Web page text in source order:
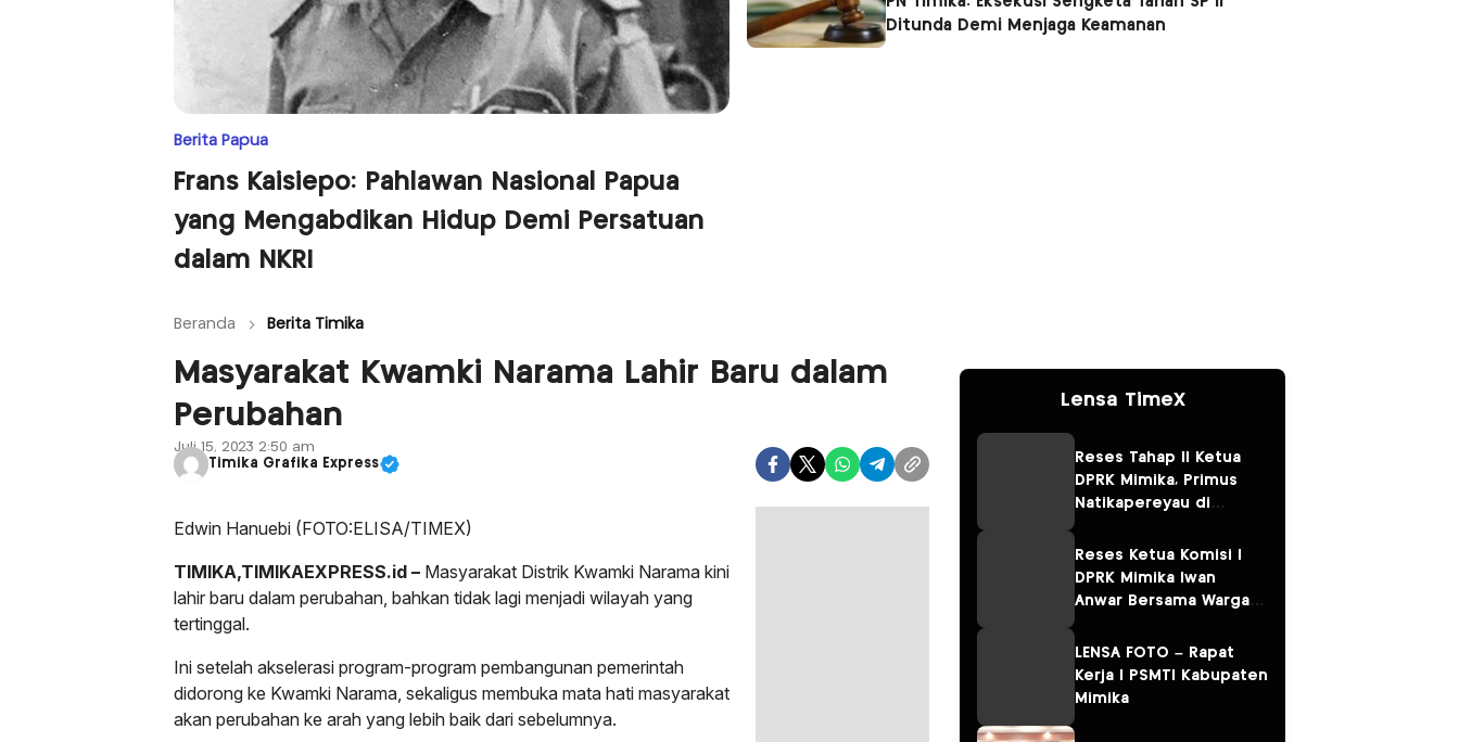
Berita Papua
Frans Kaisiepo: Pahlawan Nasional Papua
yang Mengabdikan Hidup Demi Persatuan
dalam NKRI
Ditunda Demi Menjaga Keamanan
Beranda Berita Timika
Masyarakat Kwamki Narama Lahir Baru dalam
Perubahan
Juli 15, 2023 2:50 am
Timika Grafika Express
Edwin Hanuebi (FOTO:ELISA/TIMEX)
TIMIKA,TIMIKAEXPRESS.id – Masyarakat Distrik Kwamki Narama kini
lahir baru dalam perubahan, bahkan tidak lagi menjadi wilayah yang
tertinggal.
Ini setelah akselerasi program-program pembangunan pemerintah
didorong ke Kwamki Narama, sekaligus membuka mata hati masyarakat
akan perubahan ke arah yang lebih baik dari sebelumnya.
Lensa TimeX
Reses Tahap II Ketua
DPRK Mimika, Primus
Natikapereyau di
Pulau Karaka
Reses Ketua Komisi I
DPRK Mimika Iwan
Anwar Bersama Warga
LENSA FOTO – Rapat
Kerja I PSMTI Kabupaten
Mimika